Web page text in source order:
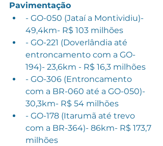
Pavimentação
- GO-050 (Jataí a Montividiu)-
49,4km- R$ 103 milhões
- GO-221 (Doverlândia até
entroncamento com a GO-
194)- 23,6km - R$ 16,3 milhões
- GO-306 (Entroncamento
com a BR-060 até a GO-050)-
30,3km- R$ 54 milhões
- GO-178 (Itarumã até trevo
com a BR-364)- 86km- R$ 173,7
milhões